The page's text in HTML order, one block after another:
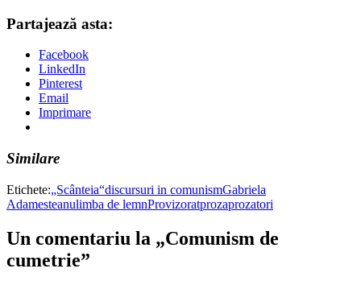
Partajează asta:
Facebook
LinkedIn
Pinterest
Email
Imprimare
Similare
Etichete:„Scânteia“discursuri in comunismGabriela
Adamesteanulimba de lemnProvizoratprozaprozatori
Un comentariu la „Comunism de
cumetrie”